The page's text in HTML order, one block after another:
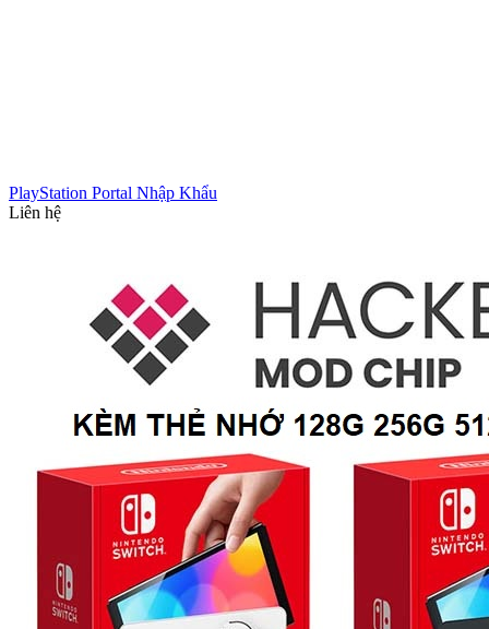
PlayStation Portal Nhập Khẩu
Liên hệ